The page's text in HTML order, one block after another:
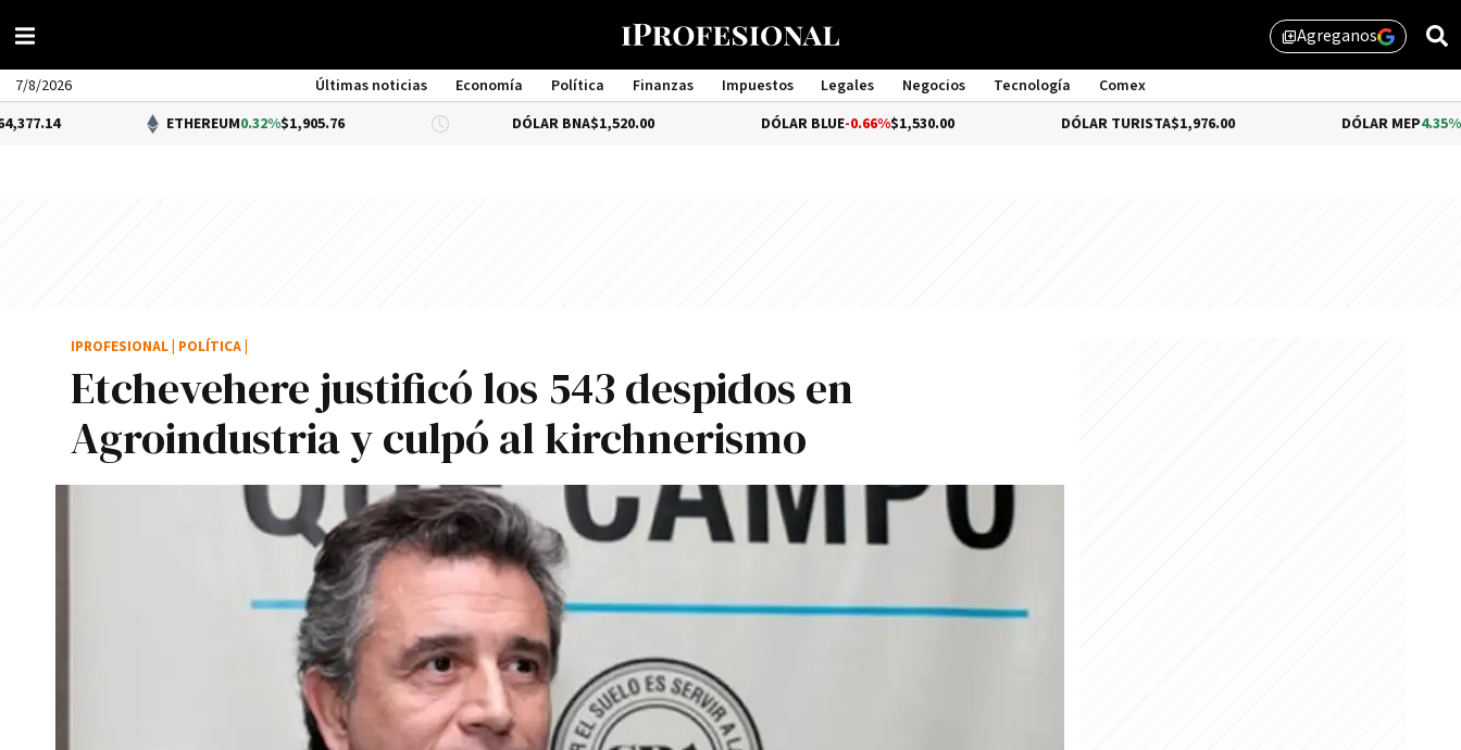
library_addAgreganos
7/8/2026 Últimas noticias Economía Política Finanzas Impuestos Legales Negocios Tecnología
Comex
Management
ETHEREUM 0.32%$1,905.76 DÓLAR BNA $1,520.00 DÓLAR BLUE-0.66% $1,530.00 DÓLAR TURISTA$1,976.00 4.35%$1,579.46
Etchevehere justificó los 543 despidos en
Agroindustria y culpó al kirchnerismo
IPROFESIONAL POLÍTICA